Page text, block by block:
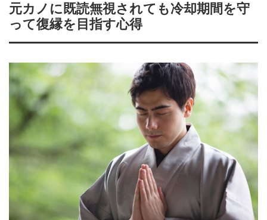
元カノに既読無視されても冷却期間を守
って復縁を目指す心得